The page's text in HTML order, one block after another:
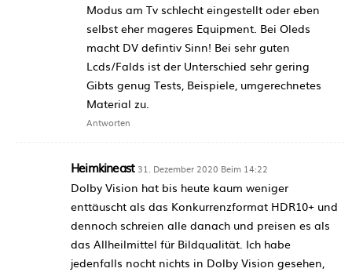
Modus am Tv schlecht eingestellt oder eben
selbst eher mageres Equipment. Bei Oleds
macht DV defintiv Sinn! Bei sehr guten
Lcds/Falds ist der Unterschied sehr gering
Gibts genug Tests, Beispiele, umgerechnetes
Material zu.
Antworten
Heimkineast 31. Dezember 2020 Beim 14:22
Dolby Vision hat bis heute kaum weniger
enttäuscht als das Konkurrenzformat HDR10+ und
dennoch schreien alle danach und preisen es als
das Allheilmittel für Bildqualität. Ich habe
jedenfalls nocht nichts in Dolby Vision gesehen,